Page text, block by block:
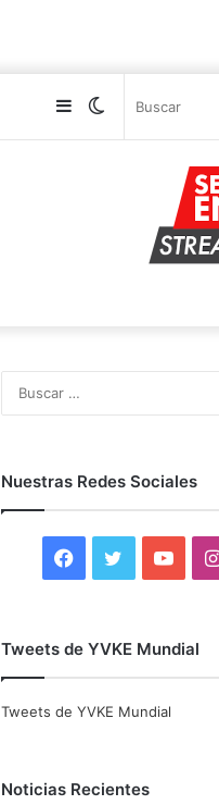
Switch
Sidebar
Nuestras Redes Sociales
F
c
i
Y
u
Tweets de YVKE Mundial
Tweets de YVKE Mundial
Noticias Recientes